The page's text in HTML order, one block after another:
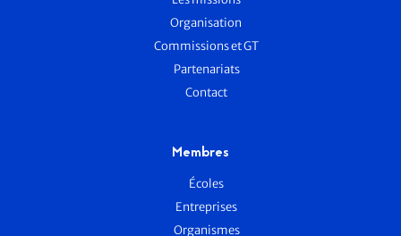
Organisation
Commissions et GT
Partenariats
Contact
Membres
Écoles
Entreprises
Organismes